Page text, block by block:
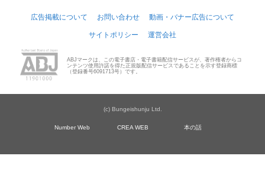
広告掲載について お問い合わせ 動画・バナー広告について
サイトポリシー 運営会社
ABJマークは、この電子書店・電子書籍配信サービスが、著作権者からコ
ンテンツ使用許諾を得た正規版配信サービスであることを示す登録商標
（登録番号6091713号）です。
(c) Bungeishunju Ltd.
Number Web CREA WEB 本の話